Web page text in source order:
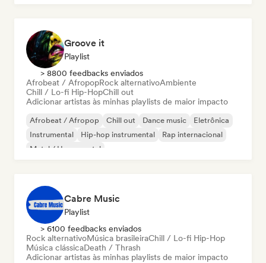
Groove it
Playlist
> 8800 feedbacks enviados
Afrobeat / AfropopRock alternativoAmbiente
Chill / Lo-fi Hip-HopChill out
Adicionar artistas às minhas playlists de maior impacto
Afrobeat / Afropop Chill out Dance music
Eletrônica
Instrumental
Hip-hop instrumental
Rap internacional
Metal / Heavy metal
Cabre Music
Playlist
> 6100 feedbacks enviados
Rock alternativoMúsica brasileiraChill / Lo-fi Hip-Hop
Música clássicaDeath / Thrash
Adicionar artistas às minhas playlists de maior impacto